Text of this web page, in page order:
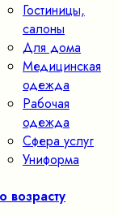
Гостиницы,
салоны
Для дома
Медицинская
одежда
Рабочая
одежда
Сфера услуг
Униформа
возрасту